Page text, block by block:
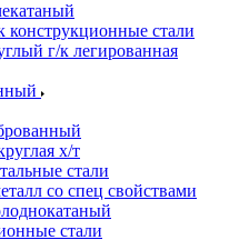
конструкционные стали
г/к легированная
х/т
стали
со спец свойствами
стали